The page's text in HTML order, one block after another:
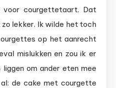
courgettetaart. Dat
zo lekker. Ik wilde het toch
op het aanrecht
mislukken en zou ik er
om ander eten mee
de cake met courgette